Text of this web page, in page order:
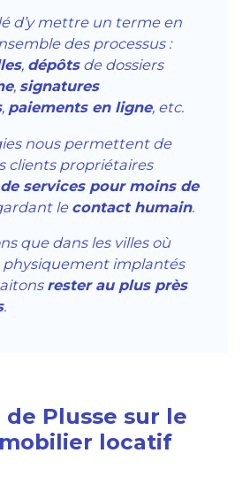
d’y mettre un terme en
des processus :
, dépôtsde dossiers
, signatures
, paiements en ligne, etc.
nous permettent de
clients propriétaires
services pour moins de
le contact humain.
que dans les villes où
physiquement implantés
rester au plus près
.
Plusse sur le
locatif